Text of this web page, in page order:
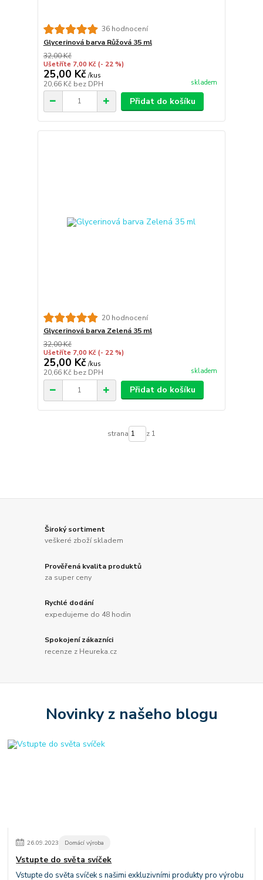
36 hodnocení
Glycerinová barva Růžová 35 ml
32,00 Kč
Ušetříte 7,00 Kč (- 22 %)
25,00 Kč /kus
20,66 Kč bez DPH skladem
Přidat do košíku
20 hodnocení
Glycerinová barva Zelená 35 ml
32,00 Kč
Ušetříte 7,00 Kč (- 22 %)
25,00 Kč /kus
20,66 Kč bez DPH skladem
Přidat do košíku
strana z 1
Široký sortiment
veškeré zboží skladem
Prověřená kvalita produktů
za super ceny
Rychlé dodání
expedujeme do 48 hodin
Spokojení zákazníci
recenze z Heureka.cz
Novinky z našeho blogu
26.09.2023 Domácí výroba
Vstupte do světa svíček
Vstupte do světa svíček s našimi exkluzivními produkty pro výrobu